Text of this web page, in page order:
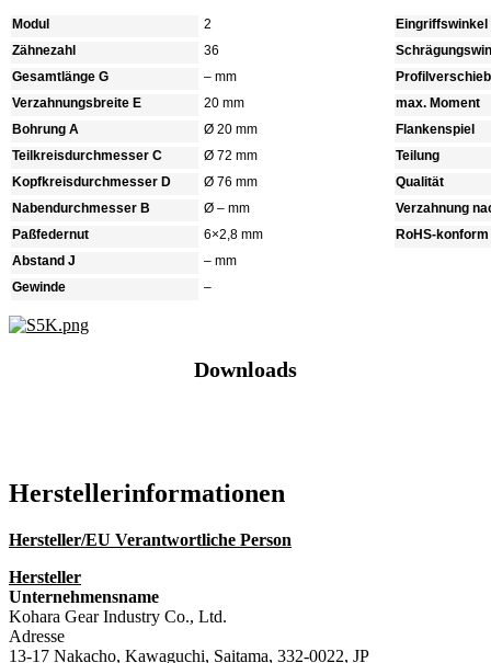
Modul
2
Zähnezahl
36
Gesamtlänge G
– mm
Verzahnungsbreite E
20 mm
Bohrung A
Ø 20 mm
Teilkreisdurchmesser C
Ø 72 mm
Kopfkreisdurchmesser D
Ø 76 mm
Nabendurchmesser B
Ø – mm
Paßfedernut
6×2,8 mm
Abstand J
– mm
Gewinde
–
Eingriffswinkel
max. Moment
Flankenspiel
Teilung
Qualität
Verzahnung
RoHS-konform
Downloads
Hersteller­informationen
Hersteller/EU Verantwortliche Person
Hersteller
Unternehmensname
Kohara Gear Industry Co., Ltd.
Adresse
13-17 Nakacho, Kawaguchi, Saitama, 332-0022, JP